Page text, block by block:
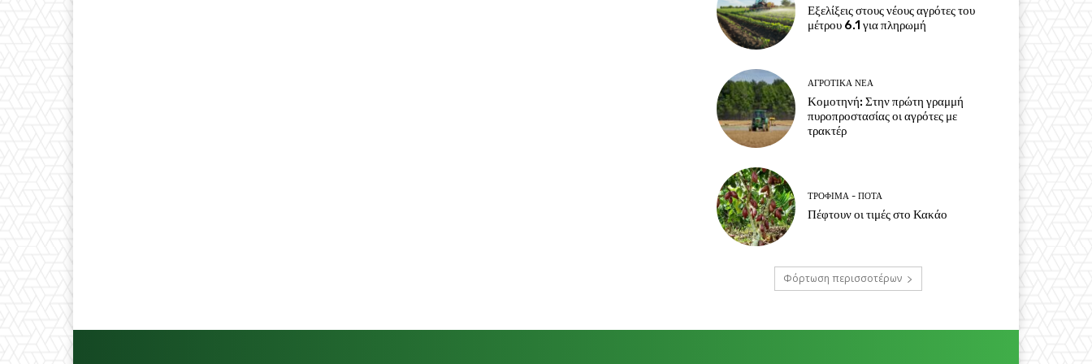
Εξελίξεις στους νέους αγρότες του
μέτρου 6.1 για πληρωμή
ΑΓΡΟΤΙΚΆ ΝΈΑ
Κομοτηνή: Στην πρώτη γραμμή
πυροπροστασίας οι αγρότες με
τρακτέρ
ΤΡΌΦΙΜΑ - ΠΟΤΆ
Πέφτουν οι τιμές στο Κακάο
Φόρτωση περισσοτέρων